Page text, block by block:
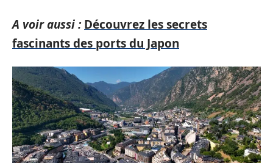
A voir aussi : Découvrez les secrets
fascinants des ports du Japon